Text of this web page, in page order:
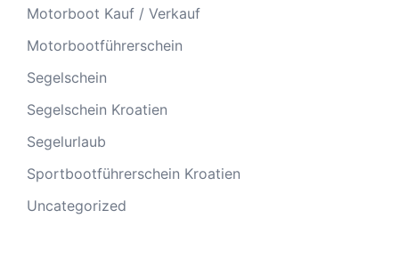
Motorboot Kauf / Verkauf
Motorbootführerschein
Segelschein
Segelschein Kroatien
Segelurlaub
Sportbootführerschein Kroatien
Uncategorized